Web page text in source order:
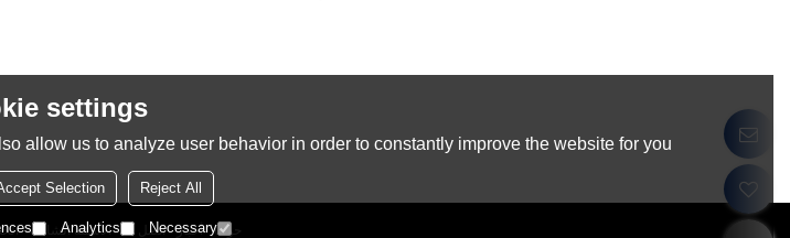
حولنا أخبار اتصل بنا الأسئلة الشائعة
settings
allow us to analyze user behavior in order to constantly improve the website for you.
Reject All
Selection
Necessary
Analytics